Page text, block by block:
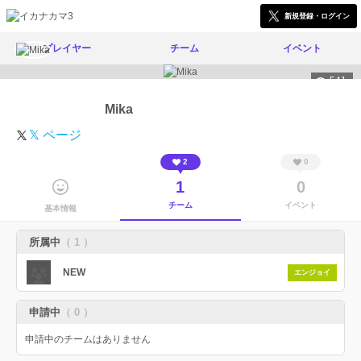
新規登録・ログイン
プレイヤー チーム イベント
541
Mika
𝕏 ページ
基本情報
2
1
チーム
0
0
イベント
所属中 （ 1 ）
NEW エンジョイ
申請中 （ 0 ）
申請中のチームはありません